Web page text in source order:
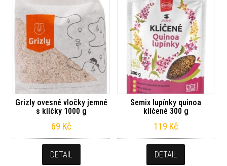
Grizly ovesné vločky jemné
s klíčky 1000 g
69 Kč
DETAIL
Semix lupínky quinoa
klíčené 300 g
119 Kč
DETAIL